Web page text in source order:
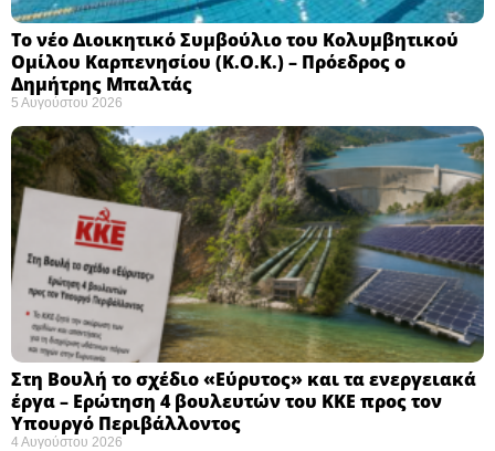
Το νέο Διοικητικό Συμβούλιο του Κολυμβητικού
Ομίλου Καρπενησίου (Κ.Ο.Κ.) – Πρόεδρος ο
Δημήτρης Μπαλτάς
5 Αυγούστου 2026
Στη Βουλή το σχέδιο «Εύρυτος» και τα ενεργειακά
έργα – Ερώτηση 4 βουλευτών του ΚΚΕ προς τον
Υπουργό Περιβάλλοντος
4 Αυγούστου 2026